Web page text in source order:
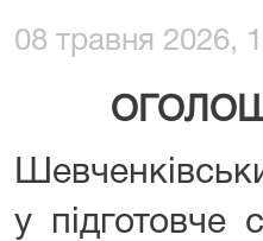
08 травня 2026,
у підготовче